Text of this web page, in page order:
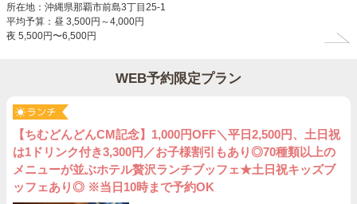
所在地：沖縄県那覇市前島3丁目25-1
平均予算：昼 3,500円～4,000円
夜 5,500円〜6,500円
WEB予約限定プラン
【ちむどんどんCM記念】1,000円OFF＼平日2,500円、土日祝
は1ドリンク付き3,300円／お子様割引もあり◎70種類以上の
メニューが並ぶホテル贅沢ランチブッフェ★土日祝キッズブ
ッフェあり◎ ※当日10時まで予約OK